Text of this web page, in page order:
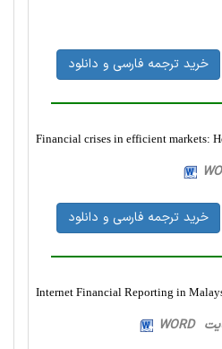
خرید ترجمه فارسی و دانلود
Financial crises in efficient markets:
خرید ترجمه فارسی و دانلود
Internet Financial Reporting in